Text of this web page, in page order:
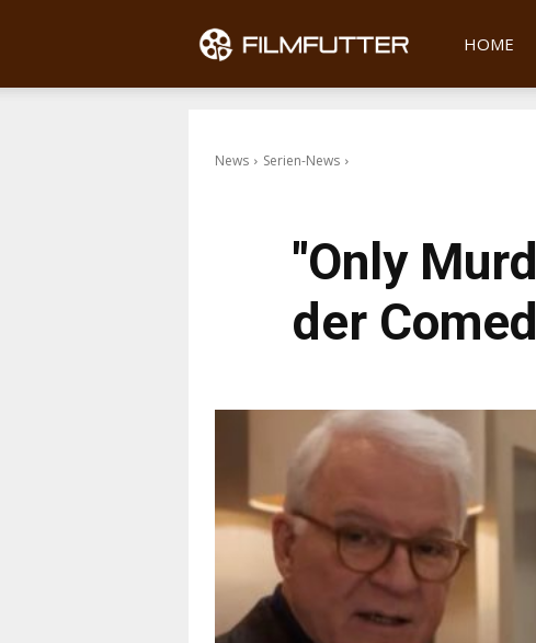
Filmfutter
HOME
News Serien-News
"Only
der